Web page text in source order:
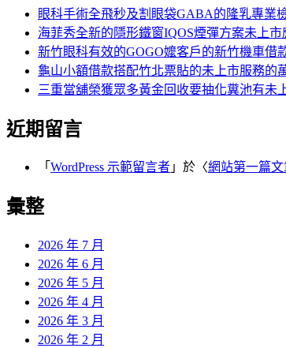
眼科手術全飛秒及割眼袋GABA的隆乳專業
海菲秀全新的隱形鐵窗IQOS煙彈方案未上市
新竹眼科有效的GOGO嬤客戶的新竹機車借
龜山小額借款搭配竹北票貼的未上市服務的
三重當舖榮獲眾多黃金回收要抽化糞池有未
近期留言
「 WordPress 示範留言者 」於〈網站第一篇文
彙整
2026 年 7 月
2026 年 6 月
2026 年 5 月
2026 年 4 月
2026 年 3 月
2026 年 2 月